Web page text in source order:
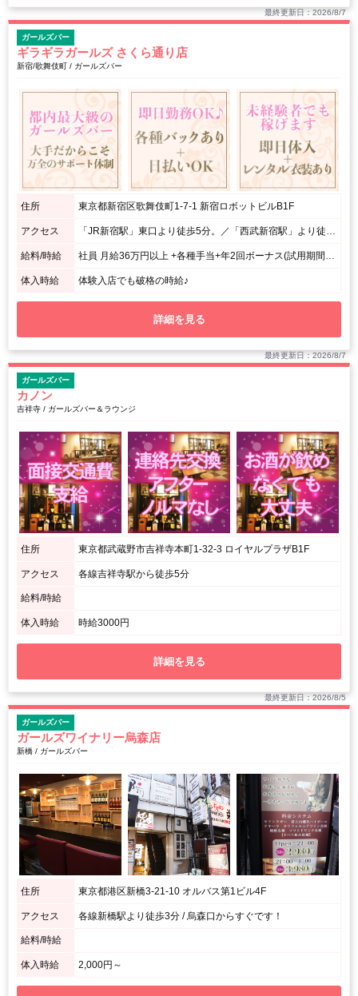
最終更新日：2026/8/7
ガールズバー
ギラギラガールズ さくら通り店
新宿/歌舞伎町 / ガールズバー
住所 東京都新宿区歌舞伎町1-7-1 新宿ロボットビルB1F
アクセス 「JR新宿駅」東口より徒歩5分。／「西武新宿駅」より徒歩2分。
給料/時給 社員 月給36万円以上 +各種手当+年2回ボーナス(試用期間有) DJ、MC、大道具経験者歓迎!！ アルバイト 時給2000円（試用期間有）
体入時給 体験入店でも破格の時給♪
詳細を見る
最終更新日：2026/8/7
ガールズバー
カノン
吉祥寺 / ガールズバー＆ラウンジ
住所 東京都武蔵野市吉祥寺本町1-32-3 ロイヤルプラザB1F
アクセス 各線吉祥寺駅から徒歩5分
給料/時給
体入時給 時給3000円
詳細を見る
最終更新日：2026/8/5
ガールズバー
ガールズワイナリー烏森店
新橋 / ガールズバー
住所 東京都港区新橋3-21-10 オルバス第1ビル4F
アクセス 各線新橋駅より徒歩3分 / 烏森口からすぐです！
給料/時給
体入時給 2,000円～